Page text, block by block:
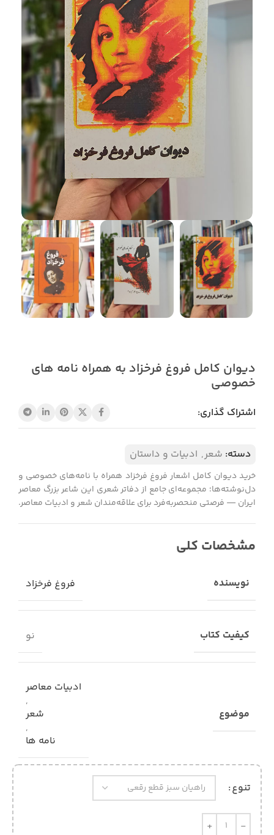
دیوان کامل فروغ فرخزاد به همراه نامه های
خصوصی
اشتراک گذاری:
دسته: شعر, ادبیات و داستان
خرید دیوان کامل اشعار فروغ فرخزاد همراه با نامه‌های خصوصی و
دل‌نوشته‌ها؛ مجموعه‌ای جامع از دفاتر شعری این شاعر بزرگ معاصر
ایران — فرصتی منحصربه‌فرد برای علاقه‌مندان شعر و ادبیات معاصر.
مشخصات کلی
نویسنده فروغ فرخزاد
کیفیت کتاب نو
موضوع
ادبیات معاصر
,
شعر
,
نامه ها
تنوع